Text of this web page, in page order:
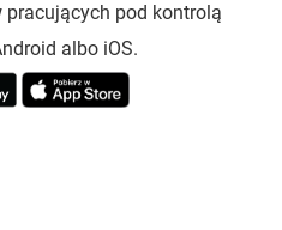
pod kontrolą
albo iOS.